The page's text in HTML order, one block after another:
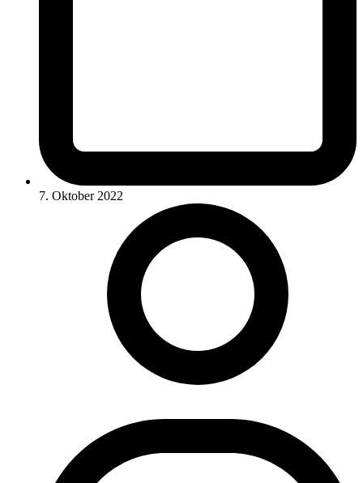
7. Oktober 2022